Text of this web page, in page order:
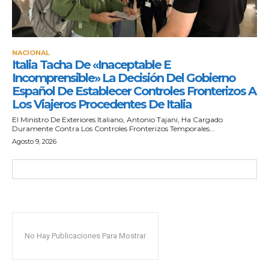
NACIONAL
Italia Tacha De «inaceptable E
Incomprensible» La Decisión Del Gobierno
Español De Establecer Controles Fronterizos A
Los Viajeros Procedentes De Italia
El Ministro De Exteriores Italiano, Antonio Tajani, Ha Cargado
Duramente Contra Los Controles Fronterizos Temporales...
Agosto 9, 2026
No Hay Publicaciones Para Mostrar